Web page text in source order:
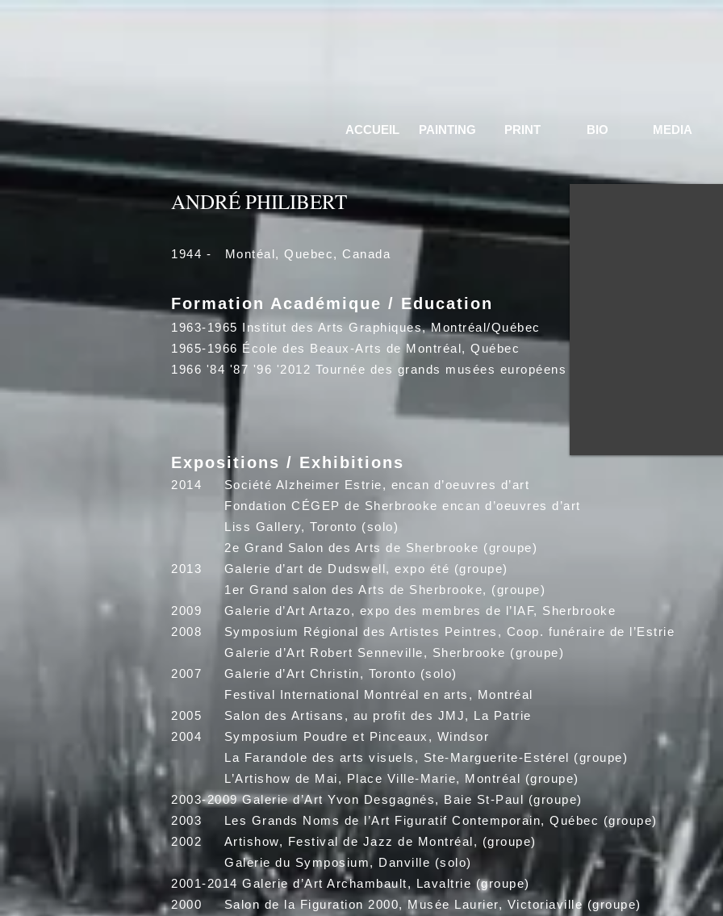
ACCUEIL PAINTING PRINT BIO MEDIA
Formation Académique / Education
1963-1965 Institut des Arts Graphiques, Montréal/Québec
1965-1966 École des Beaux-Arts de Montréal, Québec
1966 '84 '87 '96 '2012 Tournée des grands musées européens
1944 - Montéal, Quebec, Canada
ANDRÉ PHILIBERT
Expositions / Exhibitions
2014 Société Alzheimer Estrie, encan d’oeuvres d’art
Fondation CÉGEP de Sherbrooke encan d’oeuvres d’art
Liss Gallery, Toronto (solo)
2e Grand Salon des Arts de Sherbrooke (groupe)
2013 Galerie d’art de Dudswell, expo été (groupe)
1er Grand salon des Arts de Sherbrooke, (groupe)
2009 Galerie d’Art Artazo, expo des membres de l’IAF, Sherbrooke
2008 Symposium Régional des Artistes Peintres, Coop. funéraire de l’Estrie
Galerie d’Art Robert Senneville, Sherbrooke (groupe)
2007 Galerie d’Art Christin, Toronto (solo)
Festival International Montréal en arts, Montréal
2005 Salon des Artisans, au profit des JMJ, La Patrie
2004 Symposium Poudre et Pinceaux, Windsor
La Farandole des arts visuels, Ste-Marguerite-Estérel (groupe)
L’Artishow de Mai, Place Ville-Marie, Montréal (groupe)
2003-2009Galerie d’Art Yvon Desgagnés, Baie St-Paul (groupe)
2003 Les Grands Noms de l’Art Figuratif Contemporain, Québec (groupe)
2002 Artishow, Festival de Jazz de Montréal, (groupe)
Galerie du Symposium, Danville (solo)
2001-2014 Galerie d’Art Archambault, Lavaltrie (groupe)
2000 Salon de la Figuration 2000, Musée Laurier, Victoriaville (groupe)